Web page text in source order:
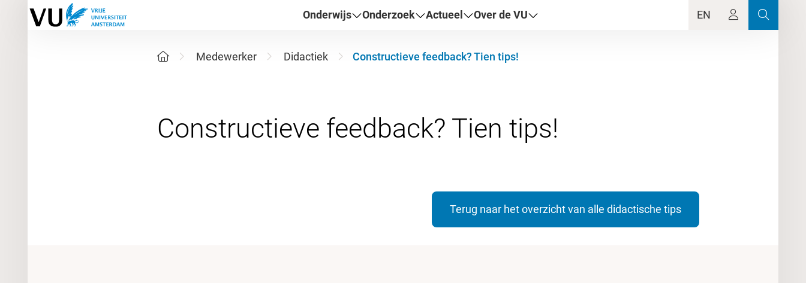
Onderwijs Onderzoek Actueel Over de VU EN
Medewerker Didactiek Constructieve feedback? Tien tips!
Terug naar het overzicht van alle didactische tips